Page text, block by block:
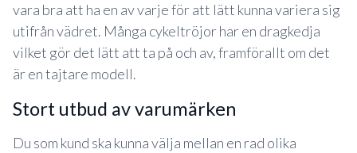
vara bra att ha en av varje för att lätt kunna variera sig
utifrån vädret. Många cykeltröjor har en dragkedja
vilket gör det lätt att ta på och av, framförallt om det
är en tajtare modell.
stort utbud av varumärken
Du som kund ska kunna välja mellan en rad olika